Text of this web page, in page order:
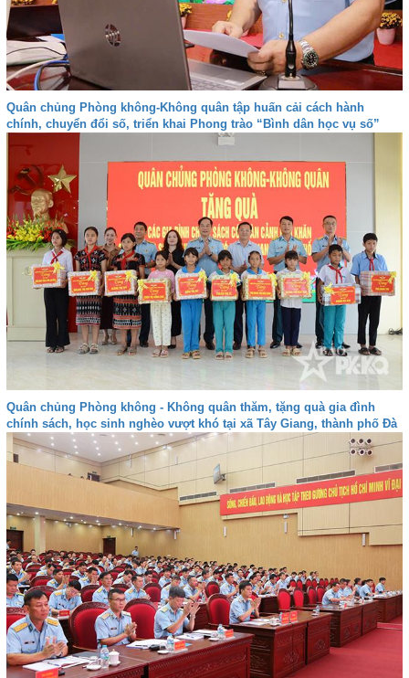
Quân chủng Phòng không-Không quân tập huấn cải cách hành
chính, chuyển đổi số, triển khai Phong trào “Bình dân học vụ số”
Quân chủng Phòng không - Không quân thăm, tặng quà gia đình
chính sách, học sinh nghèo vượt khó tại xã Tây Giang, thành phố Đà
nẵng